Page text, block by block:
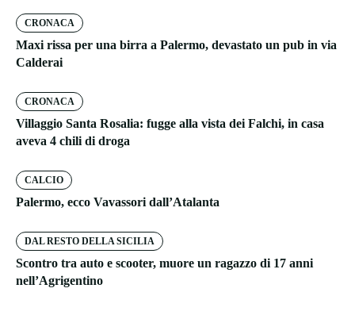
CRONACA
Maxi rissa per una birra a Palermo, devastato un pub in via
Calderai
CRONACA
Villaggio Santa Rosalia: fugge alla vista dei Falchi, in casa
aveva 4 chili di droga
CALCIO
Palermo, ecco Vavassori dall’Atalanta
DAL RESTO DELLA SICILIA
Scontro tra auto e scooter, muore un ragazzo di 17 anni
nell’Agrigentino